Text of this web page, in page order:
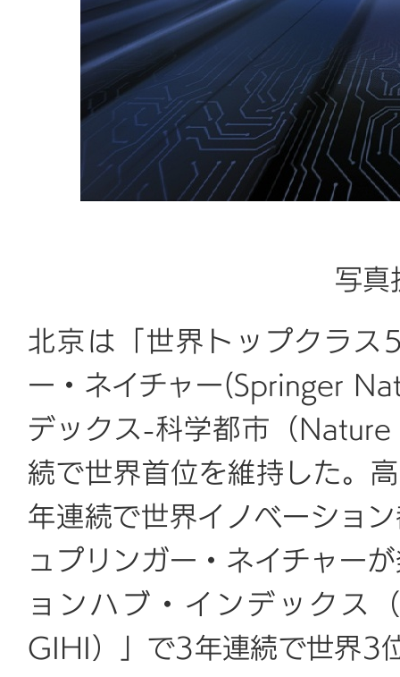
写
北京は「世界トップクラ
ー・ネイチャー(Springer
デックス-科学都市（
続で世界首位を維持した。
年連続で世界イノベーショ
ュプリンガー・ネイチャー
ョンハブ・インデックス
GIHI）」で3年連続で世界3